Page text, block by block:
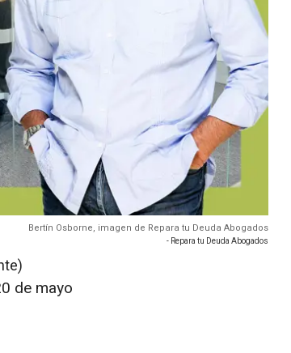
Bertín Osborne, imagen de Repara tu Deuda Abogados
- Repara tu Deuda Abogados
de mayo